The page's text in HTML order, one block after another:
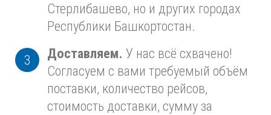
Стерлибашево, но и других городах
Республики Башкортостан.
Доставляем. У нас всё схвачено!
Согласуем с вами требуемый объём
поставки, количество рейсов,
стоимость доставки, сумму за